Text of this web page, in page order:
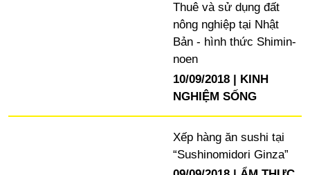
Thuê và sử dụng đất
nông nghiệp tại Nhật
Bản - hình thức Shimin-
noen
10/09/2018
KINH
NGHIỆM SỐNG
Xếp hàng ăn sushi tại
“Sushinomidori Ginza”